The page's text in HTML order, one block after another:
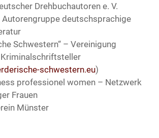
Drehbuchautoren e. V.
deutschsprachige
Schwestern“ – Vereinigung
schwestern.eu)
professionel women – Netzwerk
Frauen
Münster